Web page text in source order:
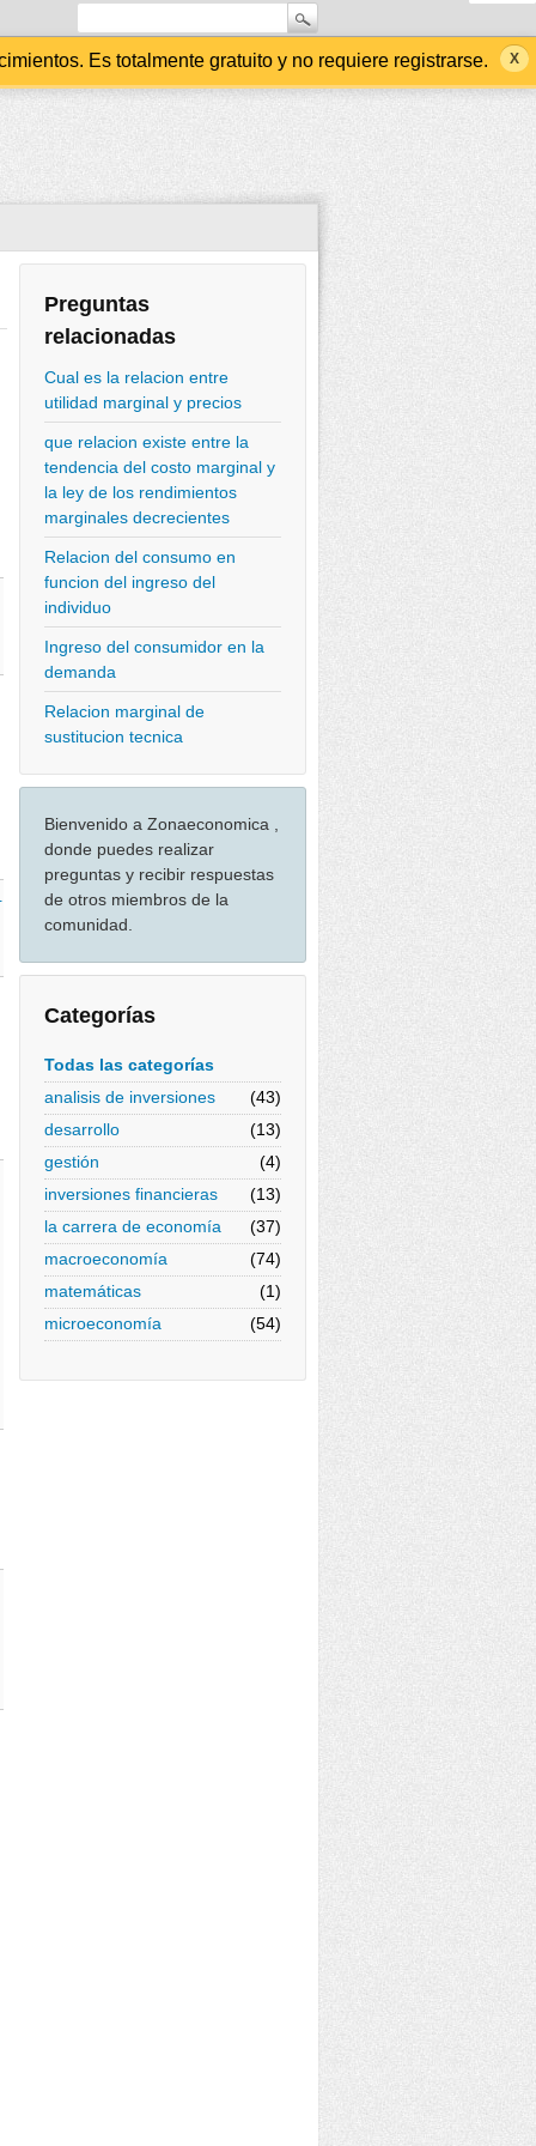
Es totalmente gratuito y no requiere registrarse.
Preguntas
relacionadas
Cual es la relacion entre
utilidad marginal y precios
que relacion existe entre la
tendencia del costo marginal y
la ley de los rendimientos
marginales decrecientes
Relacion del consumo en
funcion del ingreso del
individuo
Ingreso del consumidor en la
demanda
Relacion marginal de
sustitucion tecnica
Bienvenido a Zonaeconomica ,
donde puedes realizar
preguntas y recibir respuestas
de otros miembros de la
comunidad.
Categorías
Todas las categorías
analisis de inversiones
(43)
desarrollo
(13)
gestión
(4)
inversiones financieras
(13)
la carrera de economía
(37)
macroeconomía
(74)
matemáticas
(1)
microeconomía
(54)